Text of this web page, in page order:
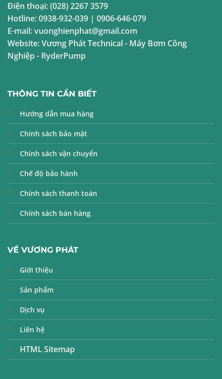
Điện thoại:(028) 2267 3579
Hotline:0938-932-039 | 0906-646-079
E-mail:vuonghienphat@gmail.com
Website:Vương Phát Technical- Máy Bơm Công
Nghiệp- RyderPump
THÔNG TIN CẦN BIẾT
Hướng dẫn mua hàng
Chính sách bảo mật
Chính sách vận chuyển
Chế độ bảo hành
Chính sách thanh toán
Chính sách bán hàng
VỀ VƯƠNG PHÁT
Giới thiệu
Sản phẩm
Dịch vụ
Liên hệ
HTML Sitemap